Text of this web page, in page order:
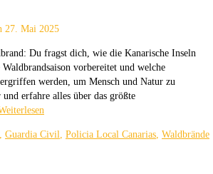
27. Mai 2025
Du fragst dich, wie die Kanarische Inseln
vorbereitet und welche
werden, um Mensch und Natur zu
erfahre alles über das größte
, Guardia Civil, Policia Local Canarias, Waldbrände